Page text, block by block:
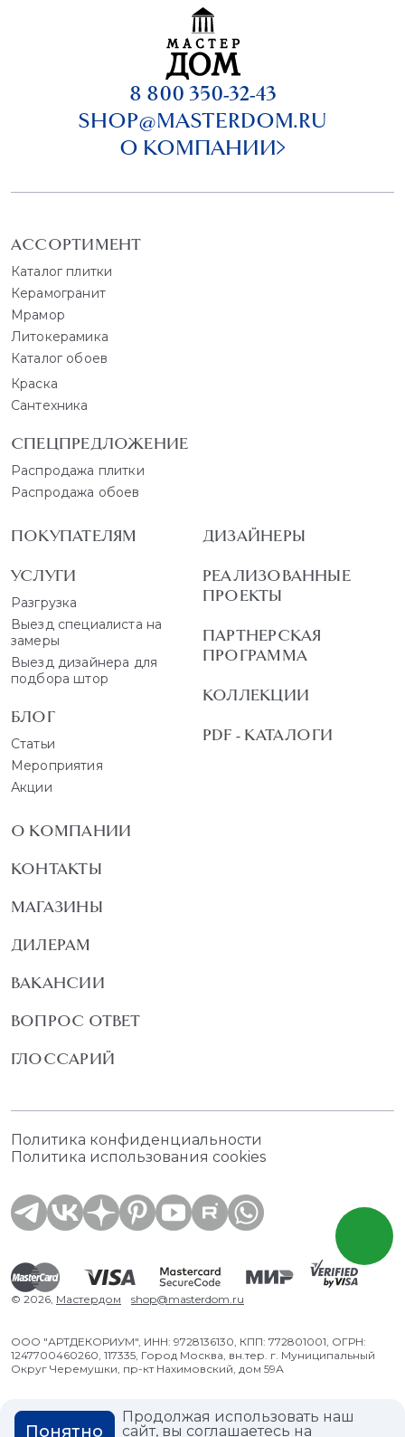
8 800 350-32-43
SHOP@MASTERDOM.RU
О КОМПАНИИ
АССОРТИМЕНТ
Каталог плитки
Керамогранит
Мрамор
Литокерамика
Каталог обоев
Краска
Сантехника
СПЕЦПРЕДЛОЖЕНИЕ
Распродажа плитки
Распродажа обоев
ПОКУПАТЕЛЯМ
УСЛУГИ
Разгрузка
Выезд специалиста на
замеры
Выезд дизайнера для
подбора штор
БЛОГ
Статьи
Мероприятия
Акции
ДИЗАЙНЕРЫ
РЕАЛИЗОВАННЫЕ
ПРОЕКТЫ
ПАРТНЕРСКАЯ
ПРОГРАММА
КОЛЛЕКЦИИ
PDF - КАТАЛОГИ
О КОМПАНИИ
КОНТАКТЫ
МАГАЗИНЫ
ДИЛЕРАМ
ВАКАНСИИ
ВОПРОС ОТВЕТ
ГЛОССАРИЙ
Политика конфиденциальности
Политика использования cookies
© 2026, Мастердом shop@masterdom.ru
ООО "АРТДЕКОРИУМ", ИНН: 9728136130, КПП: 772801001, ОГРН:
1247700460260, 117335, Город Москва, вн.тер. г. Муниципальный
Округ Черемушки, пр-кт Нахимовский, дом 59А
Продолжая использовать наш
сайт, вы соглашаетесь на
Понятно